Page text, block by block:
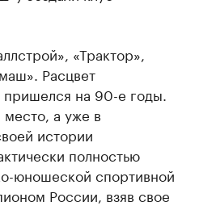
«Трактор»,
Расцвет
на 90-е годы.
место, а уже в
истории
полностью
юношеской спортивной
России, взяв свое